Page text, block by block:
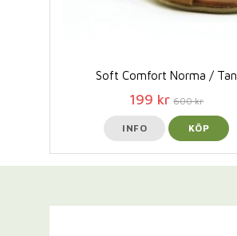
Soft Comfort Norma / Tan
199 kr 600 kr
INFO KÖP